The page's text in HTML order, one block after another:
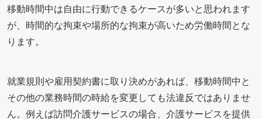
移動時間中は自由に行動できるケースが多いと思われます
が、時間的な拘束や場所的な拘束が高いため労働時間とな
ります。
就業規則や雇用契約書に取り決めがあれば、移動時間中と
その他の業務時間の時給を変更しても法違反ではありませ
ん。例えば訪問介護サービスの場合、介護サービスを提供